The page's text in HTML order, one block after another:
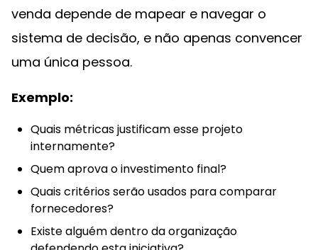
venda depende de mapear e navegar o
sistema de decisão, e não apenas convencer
uma única pessoa.
Exemplo:
Quais métricas justificam esse projeto
internamente?
Quem aprova o investimento final?
Quais critérios serão usados para comparar
fornecedores?
Existe alguém dentro da organização